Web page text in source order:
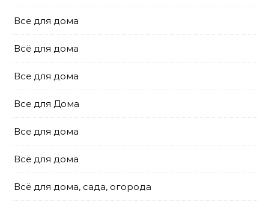
Все для дома
Всё для дома
Все для дома
Все для Дома
Все для дома
Всё для дома
Всё для дома, сада, огорода